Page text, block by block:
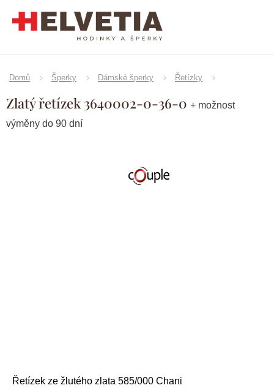
Domů Šperky Dámské šperky Řetízky
Zlatý řetízek 3640002-0-36-0 + možnost
výměny do 90 dní
Značka:Couple
Řetízek ze žlutého zlata 585/000 Chani